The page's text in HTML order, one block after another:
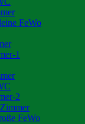
FeWo
1
2
FeWo